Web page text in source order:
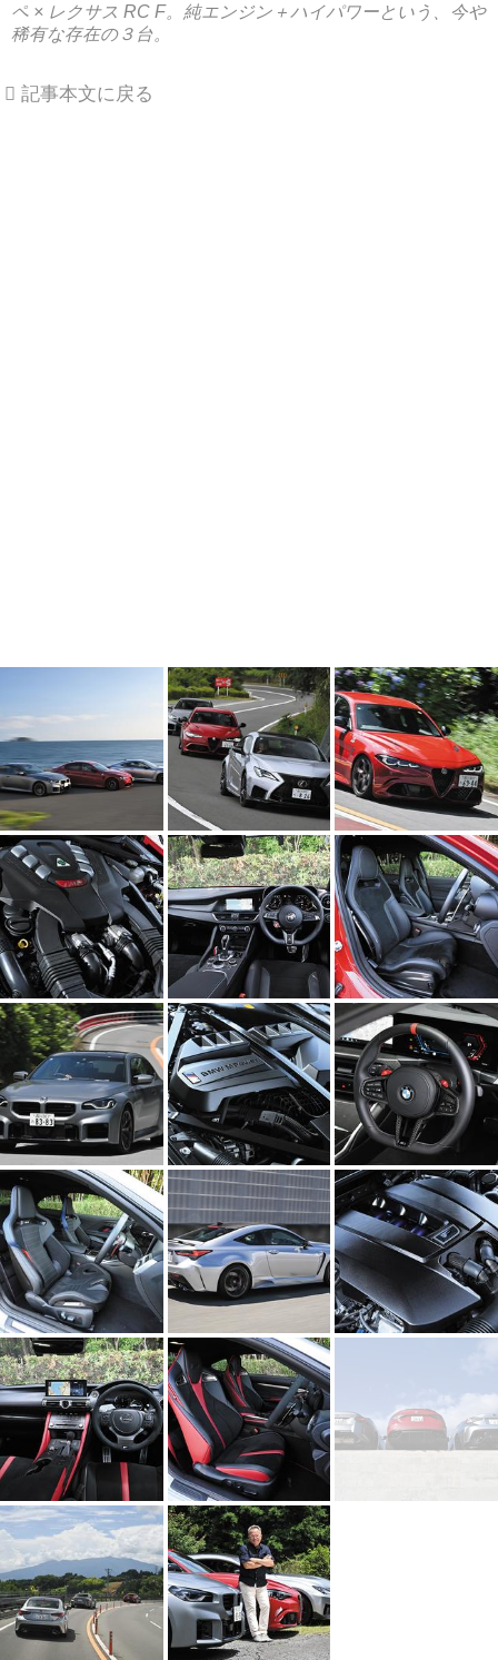
ペ × レクサス RC F。純エンジン＋ハイパワーという、今や
稀有な存在の３台。
記事本文に戻る